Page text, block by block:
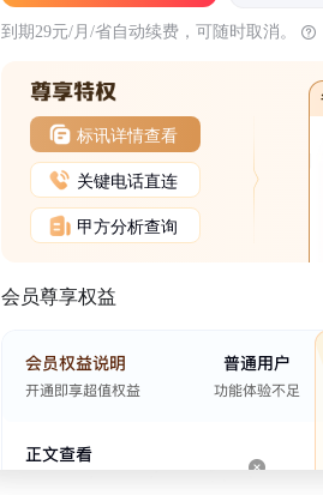
到期29元/月/省自动续费，可随时取消。
标讯详情查看
关键电话直连
甲方分析查询
会员尊享权益